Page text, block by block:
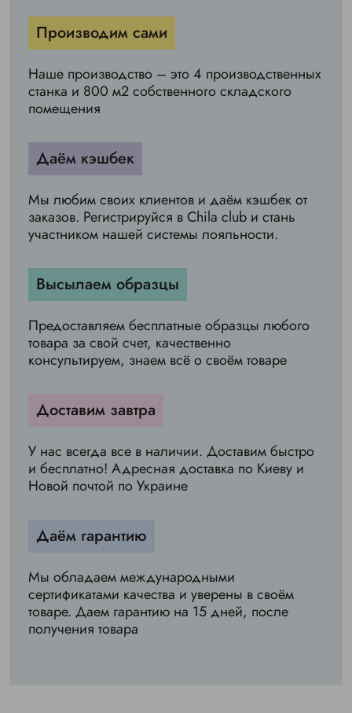
Производим сами
Наше производство – это 4 производственных
станка и 800 м2 собственного складского
помещения
Даём кэшбек
Мы любим своих клиентов и даём кэшбек от
заказов. Регистрируйся в Chila club и стань
участником нашей системы лояльности.
Высылаем образцы
Предоставляем бесплатные образцы любого
товара за свой счет, качественно
консультируем, знаем всё о своём товаре
Доставим завтра
У нас всегда все в наличии. Доставим быстро
и бесплатно! Адресная доставка по Киеву и
Новой почтой по Украине
Даём гарантию
Мы обладаем международными
сертификатами качества и уверены в своём
товаре. Даем гарантию на 15 дней, после
получения товара